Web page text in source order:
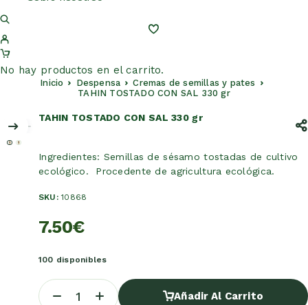
No hay productos en el carrito.
Inicio Despensa
Cremas de semillas y pates
TAHIN TOSTADO CON SAL 330 gr
TAHIN TOSTADO CON SAL 330 gr
Ingredientes: Semillas de sésamo tostadas de cultivo
ecológico. Procedente de agricultura ecológica.
SKU:10868
7.50€
100 disponibles
Añadir Al Carrito